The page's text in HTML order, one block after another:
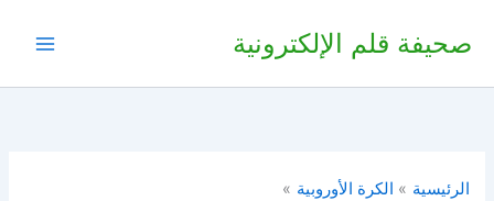
صحيفة قلم الإلكترونية
الرئيسية
الكرة الأوروبية